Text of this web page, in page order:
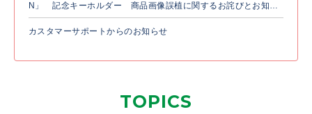
N」 記念キーホルダー 商品画像誤植に関するお詫びとお知ら
せ
カスタマーサポートからのお知らせ
TOPICS